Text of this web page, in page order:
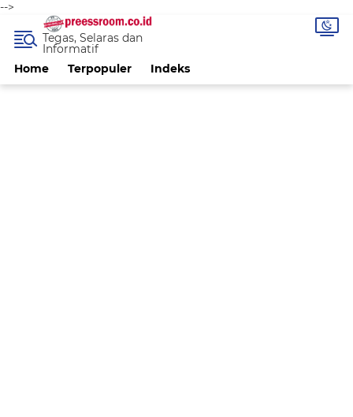
-->
Home Terpopuler Indeks
Tegas, Selaras dan
Informatif